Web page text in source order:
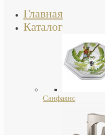
Главная
Каталог
Санфаянс